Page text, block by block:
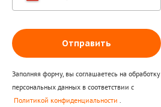
Отправить
Заполняя форму, вы соглашаетесь на обработку
персональных данных в соответствии с
Политикой конфиденциальности